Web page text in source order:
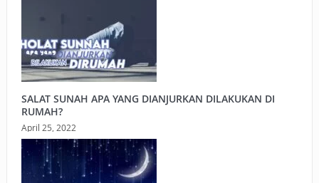
SALAT SUNAH APA YANG DIANJURKAN DILAKUKAN DI
RUMAH?
April 25, 2022